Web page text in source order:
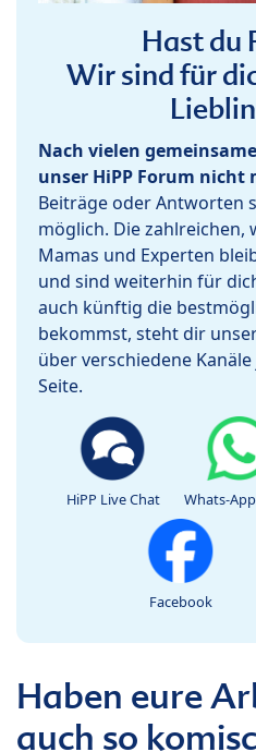
Hast du
Wir sind für
Nach vielen
unser HiPP Forum nicht
Beiträge oder Antworten
möglich. Die
Mamas und Experten
und sind weiterhin für
auch künftig die
bekommst, steht dir
über verschiedene
Seite.
HiPP Live Chat Whats-
Facebook
Haben eure
auch so